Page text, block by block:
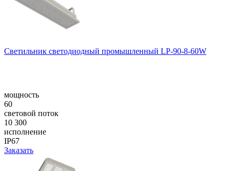
Светильник светодиодный промышленный LP-90-8-60W
мощность
60
световой поток
10 300
исполнение
IP67
Заказать